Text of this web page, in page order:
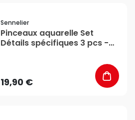
Sennelier
Pinceaux aquarelle Set
Détails spécifiques 3 pcs -
19,90 €